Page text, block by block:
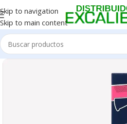
Skip to navigation
Skip to main content